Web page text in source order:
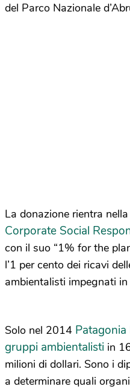
del Parco Nazionale
La donazione rientra
Corporate Social
con il suo “1% for the
l’1 per cento dei ricavi
ambientalisti impegnati
Solo nel 2014
gruppi ambientalisti in
milioni di dollari. Sono i
a determinare quali